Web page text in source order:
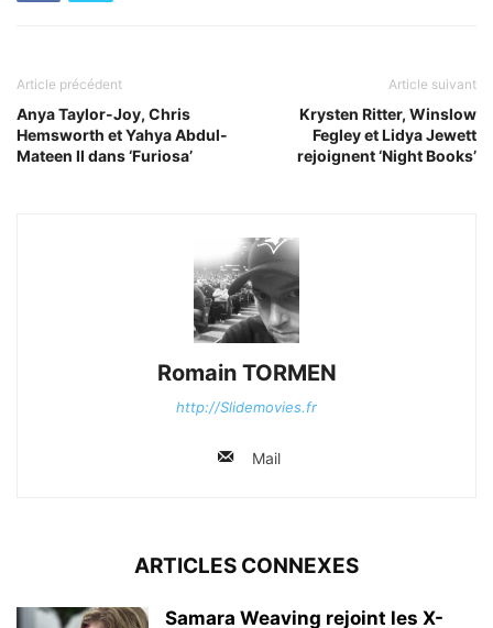
Article précédent
Anya Taylor-Joy, Chris
Hemsworth et Yahya Abdul-
Mateen II dans ‘Furiosa’
Article suivant
Krysten Ritter, Winslow
Fegley et Lidya Jewett
rejoignent ‘Night Books’
Romain TORMEN
http://Slidemovies.fr
Mail
ARTICLES CONNEXES
Samara Weaving rejoint les X-